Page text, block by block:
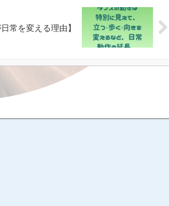
常を変える理由】